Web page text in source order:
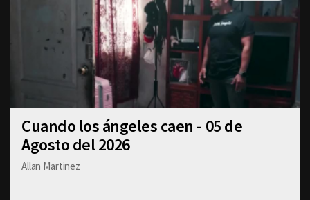
Cuando los ángeles caen - 05 de
Agosto del 2026
Allan Martinez